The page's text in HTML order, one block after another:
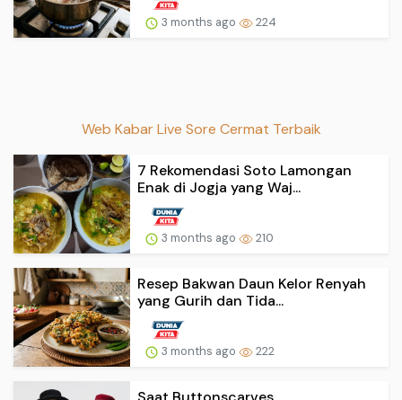
3 months ago 224
Web Kabar Live Sore Cermat Terbaik
7 Rekomendasi Soto Lamongan
Enak di Jogja yang Waj...
3 months ago 210
Resep Bakwan Daun Kelor Renyah
yang Gurih dan Tida...
3 months ago 222